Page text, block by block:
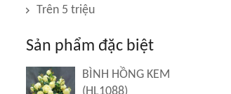
Trên 5 triệu
Sản phẩm đặc biệt
BÌNH HỒNG KEM